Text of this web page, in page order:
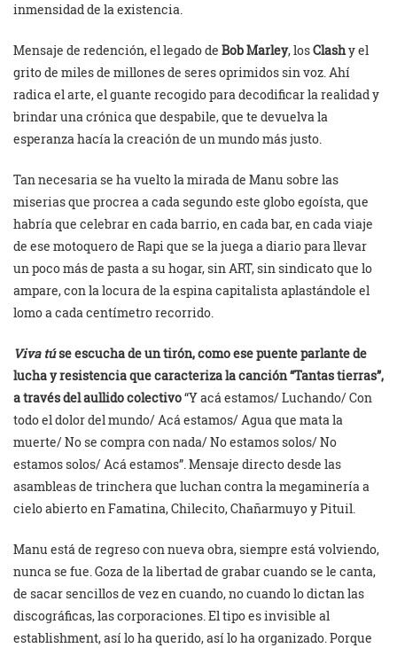
inmensidad de la existencia.
Mensaje de redención, el legado de Bob Marley, losClashy el
grito de miles de millones de seres oprimidos sin voz. Ahí
radica el arte, el guante recogido para decodificar la realidad y
brindar una crónica que despabile, que te devuelva la
esperanza hacía la creación de un mundo más justo.
Tan necesaria se ha vuelto la mirada de Manu sobre las
miserias que procrea a cada segundo este globo egoísta, que
habría que celebrar en cada barrio, en cada bar, en cada viaje
de ese motoquero de Rapi que se la juega a diario para llevar
un poco más de pasta a su hogar, sin ART, sin sindicato que lo
ampare, con la locura de la espina capitalista aplastándole el
lomo a cada centímetro recorrido.
Viva túse escucha de un tirón, como ese puente parlante de
lucha y resistencia que caracteriza la canción “Tantas tierras”,
a través del aullido colectivo“Y acá estamos/ Luchando/ Con
todo el dolor del mundo/ Acá estamos/ Agua que mata la
muerte/ No se compra con nada/ No estamos solos/ No
estamos solos/ Acá estamos”. Mensaje directo desde las
asambleas de trinchera que luchan contra la megaminería a
cielo abierto en Famatina, Chilecito, Chañarmuyo y Pituil.
Manu está de regreso con nueva obra, siempre está volviendo,
nunca se fue. Goza de la libertad de grabar cuando se le canta,
de sacar sencillos de vez en cuando, no cuando lo dictan las
discográficas, las corporaciones. El tipo es invisible al
establishment, así lo ha querido, así lo ha organizado. Porque